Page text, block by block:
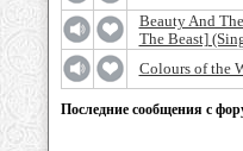
Beauty And
The Beast]
Colours of the
Последние сообщения с